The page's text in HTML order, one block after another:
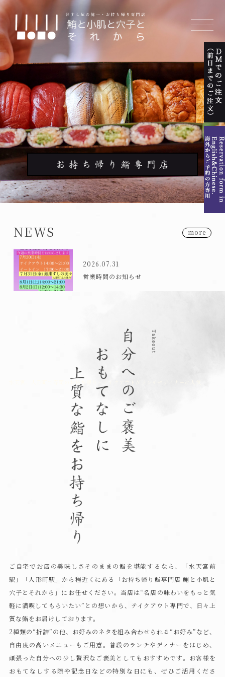
水天宮、人形町で寿司のお持ち帰り・テイクアウトがランチやディナーに人気
NEWS
2026.07.31
営業時間のお知らせ
more
ご自宅でお店の美味しさそのままの鮨を堪能するなら、「水天宮前
駅」「人形町駅」から 程近くにある「お持ち帰り鮨専門店 鮪と小肌と
穴子とそれから」にお任せください。当店は“名店の味わいをもっと気
軽に満喫してもらいたい”との想いから、テイクアウト専門で、
日々上
質な鮨をお届けしております。
2種類の“折詰”の他、お好みのネタを組み合わせられる“お好み”など、
自由度の高いメニューもご用意。普段のランチやディナーをはじめ、
頑張った自分への少し贅沢なご褒美としてもおすすめです。 お客様を
おもてなしする際や記念日などの特別な日にも、ぜひご活用くださ